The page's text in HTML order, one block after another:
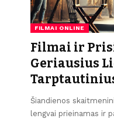
FILMAI ONLINE
Filmai ir
Geriausius
Šiandienos
lengvai prieinamas ir